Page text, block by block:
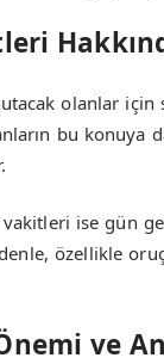
olanlar
bu konuya
vakitleri ise gün
özellikle
ve